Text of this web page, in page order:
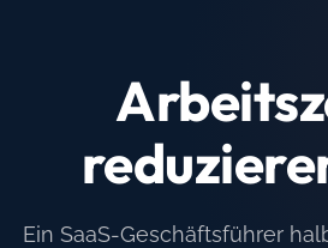
Ein SaaS-Geschäftsführer